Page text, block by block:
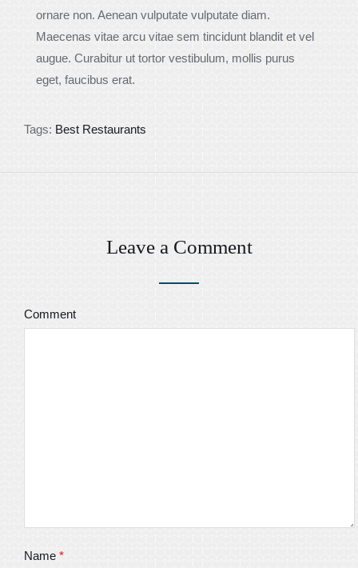
ornare non. Aenean vulputate vulputate diam.
Maecenas vitae arcu vitae sem tincidunt blandit et vel
augue. Curabitur ut tortor vestibulum, mollis purus
eget, faucibus erat.
Tags: Best Restaurants
Leave a Comment
Comment
Name *